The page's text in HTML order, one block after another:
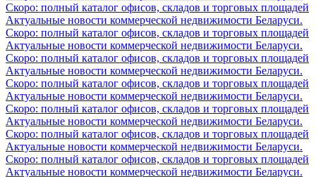
Скоро: полный каталог офисов, складов и торговых площадей
Актуальные новости коммерческой недвижимости Беларуси.
Скоро: полный каталог офисов, складов и торговых площадей
Актуальные новости коммерческой недвижимости Беларуси.
Скоро: полный каталог офисов, складов и торговых площадей
Актуальные новости коммерческой недвижимости Беларуси.
Скоро: полный каталог офисов, складов и торговых площадей
Актуальные новости коммерческой недвижимости Беларуси.
Скоро: полный каталог офисов, складов и торговых площадей
Актуальные новости коммерческой недвижимости Беларуси.
Скоро: полный каталог офисов, складов и торговых площадей
Актуальные новости коммерческой недвижимости Беларуси.
Скоро: полный каталог офисов, складов и торговых площадей
Актуальные новости коммерческой недвижимости Беларуси.